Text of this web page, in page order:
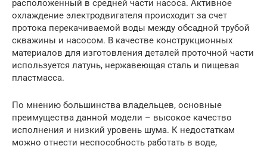
расположенный в средней части насоса. Активное
охлаждение электродвигателя происходит за счет
протока перекачиваемой воды между обсадной трубой
скважины и насосом. В качестве конструкционных
материалов для изготовления деталей проточной части
используется латунь, нержавеющая сталь и пищевая
пластмасса.
По мнению большинства владельцев, основные
преимущества данной модели – высокое качество
исполнения и низкий уровень шума. К недостаткам
можно отнести неспособность работать в воде,